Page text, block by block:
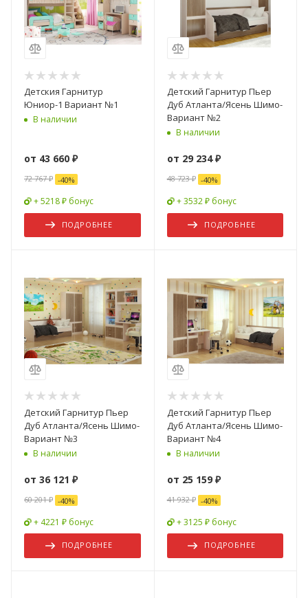
Детския Гарнитур
Юниор-1 Вариант №1
В наличии
от 43 660 ₽
72 767 ₽ -40%
+ 5218 ₽ бонус
ПОДРОБНЕЕ
Детский Гарнитур Пьер
Дуб Атланта/Ясень Шимо-
Вариант №2
В наличии
от 29 234 ₽
48 723 ₽ -40%
+ 3532 ₽ бонус
ПОДРОБНЕЕ
Детский Гарнитур Пьер
Дуб Атланта/Ясень Шимо-
Вариант №3
В наличии
от 36 121 ₽
60 201 ₽ -40%
+ 4221 ₽ бонус
ПОДРОБНЕЕ
Детский Гарнитур Пьер
Дуб Атланта/Ясень Шимо-
Вариант №4
В наличии
от 25 159 ₽
41 932 ₽ -40%
+ 3125 ₽ бонус
ПОДРОБНЕЕ